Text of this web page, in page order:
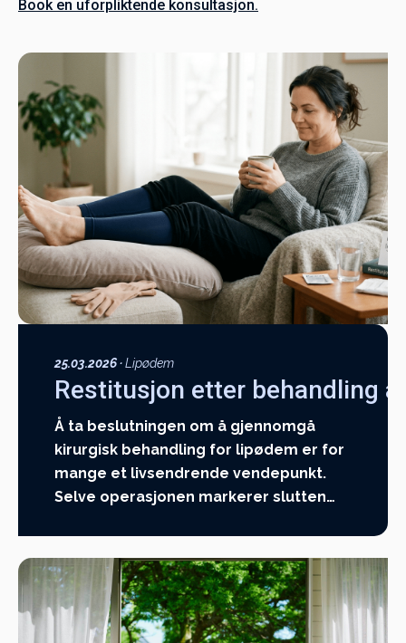
Book en uforpliktende konsultasjon.
25.03.2026·Lipødem
Restitusjon etter behandling
Å ta beslutningen om å gjennomgå
kirurgisk behandling for lipødem er for
mange et livsendrende vendepunkt.
Selve operasjonen markerer slutten…